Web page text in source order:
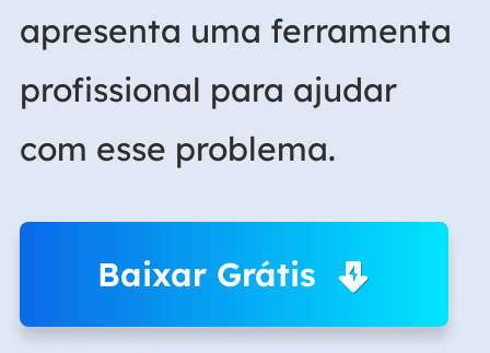
apresenta uma ferramenta
profissional para ajudar
com esse problema.
Baixar Grátis